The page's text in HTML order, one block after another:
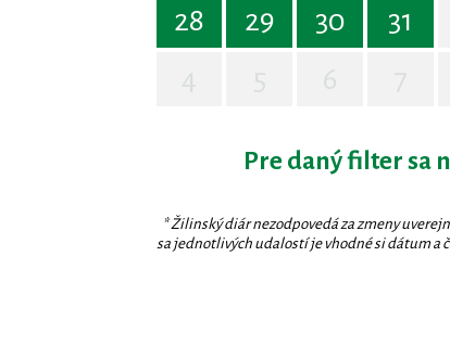
28
29 30 31
Pre daný filter sa
* Žilinský diár nezodpovedá za zmeny
sa jednotlivých udalostí je vhodné si dátum a